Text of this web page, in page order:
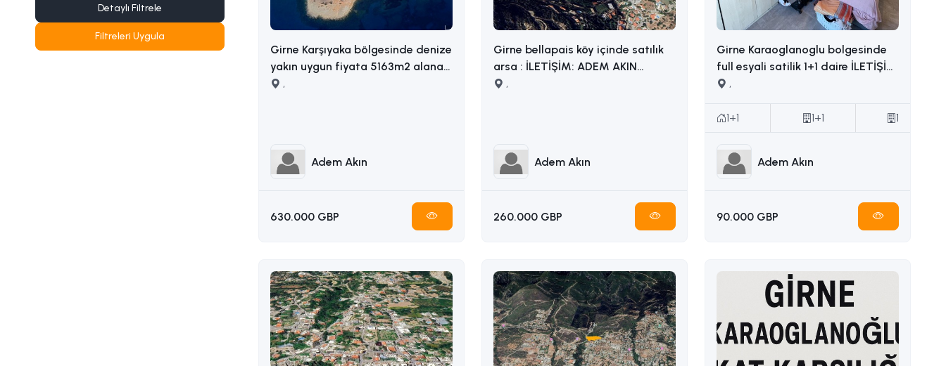
Detaylı Filtrele
Filtreleri Uygula
Girne Karşıyaka bölgesinde denize
yakın uygun fiyata 5163m2 alana
sahip satılık arazi İLETİŞİM ADEM
,
Adem Akın
630.000 GBP
Girne bellapais köy içinde satılık
arsa : İLETİŞİM: ADEM AKIN
05338314949
,
Adem Akın
260.000 GBP
Girne Karaoglanoglu bolgesinde
full esyali satilik 1+1 daire İLETİŞİM
ADEM AKIN : 05338314949
,
1+1 1+1 1
Adem Akın
90.000 GBP